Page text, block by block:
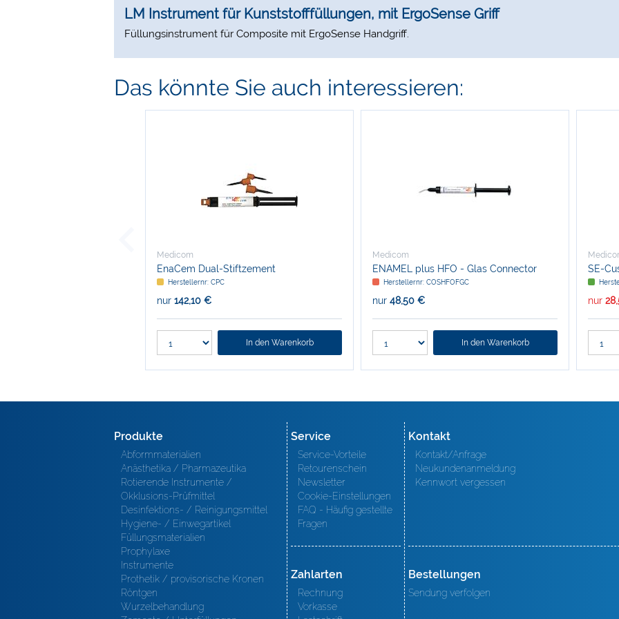
LM Instrument für Kunststofffüllungen, mit ErgoSense Griff
Füllungsinstrument für Composite mit ErgoSense Handgriff.
Das könnte Sie auch interessieren:
Medicom
EnaCem Dual-Stiftzement
Herstellernr: CPC
nur 142,10 €
In den Warenkorb
Medicom
ENAMEL plus HFO - Glas Connector
Herstellernr: COSHFOFGC
nur 48,50 €
In den Warenkorb
SE-
nur
Produkte
Abformmaterialien
Anästhetika / Pharmazeutika
Rotierende Instrumente /
Okklusions-Prüfmittel
Desinfektions- / Reinigungsmittel
Hygiene- / Einwegartikel
Füllungsmaterialien
Prophylaxe
Instrumente
Prothetik / provisorische Kronen
Röntgen
Wurzelbehandlung
Service
Service-Vorteile
Retourenschein
Newsletter
Cookie-Einstellungen
FAQ - Häufig gestellte
Fragen
Zahlarten
Rechnung
Vorkasse
Kontakt
Kontakt/Anfrage
Neukundenanmeldung
Kennwort vergessen
Bestellungen
Sendung verfolgen